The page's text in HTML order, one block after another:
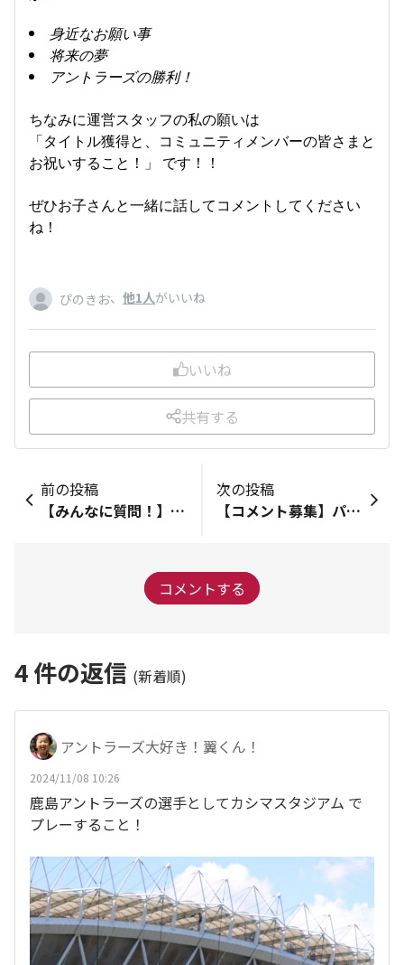
身近なお願い事
将来の夢
アントラーズの勝利！
ちなみに運営スタッフの私の願いは
「タイトル獲得と、コミュニティメンバーの皆さまと
お祝いすること！」 です！！
ぜひお子さんと一緒に話してコメントしてください
ね！
ぴのきお、 他1人がいいね
いいね
共有する
前の投稿
【みんなに質問！】アウェイゲームでの楽しみ方は？？
次の投稿
【コメント募集】パリ五輪 みなさんの注目の競技は？
コメントする
4件の返信 (新着順)
アントラーズ大好き！翼くん！
2024/11/08 10:26
鹿島アントラーズの選手としてカシマスタジアム で
プレーすること！